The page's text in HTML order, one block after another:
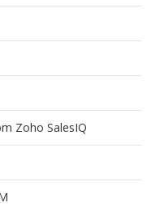
Zoho SalesIQ